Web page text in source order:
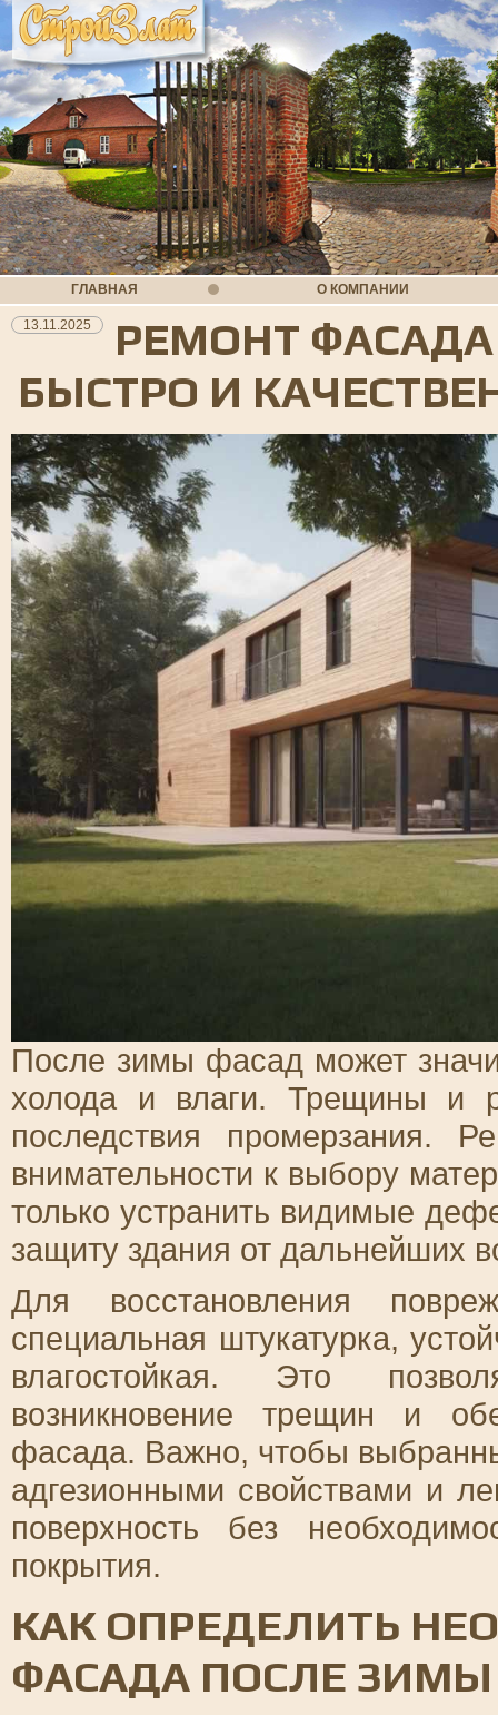
ГЛАВНАЯ О КОМПАНИИ
13.11.2025
РЕМОНТ
БЫСТРО И
После зимы фасад может
холода и влаги. Трещины и
последствия промерзания.
внимательности к выбору
только устранить видимые
защиту здания от дальнейших
Для восстановления
специальная штукатурка,
влагостойкая. Это
возникновение трещин и
фасада. Важно, чтобы
адгезионными свойствами и
поверхность без
покрытия.
КАК ОПРЕДЕЛИТЬ
ФАСАДА ПОСЛЕ ЗИМЫ